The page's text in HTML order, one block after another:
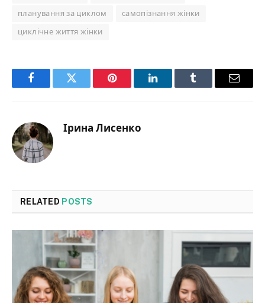
планування за циклом самопізнання жінки
циклічне життя жінки
FacebookTwitter Pinterest LinkedInTumblr Email
Ірина Лисенко
RELATED POSTS